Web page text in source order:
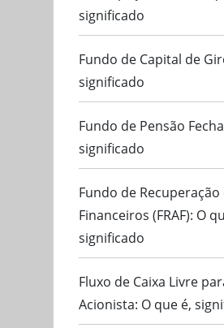
significado
Fundo de Capital de
significado
Fundo de Pensão
significado
Fundo de Recuperação
Financeiros (FRAF): O
significado
Fluxo de Caixa Livre
Acionista: O que é,